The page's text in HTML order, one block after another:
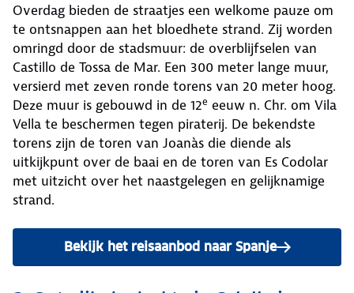
Overdag bieden de straatjes een welkome pauze om
te ontsnappen aan het bloedhete strand. Zij worden
omringd door de stadsmuur: de overblijfselen van
Castillo de Tossa de Mar. Een 300 meter lange muur,
versierd met zeven ronde torens van 20 meter hoog.
Deze muur is gebouwd in de 12e eeuw n. Chr. om Vila
Vella te beschermen tegen piraterij. De bekendste
torens zijn de toren van Joanàs die diende als
uitkijkpunt over de baai en de toren van Es Codolar
met uitzicht over het naastgelegen en gelijknamige
strand.
Bekijk het reisaanbod naar Spanje